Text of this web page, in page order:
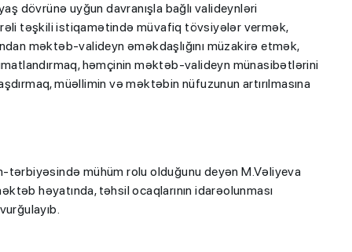
dövrünə uyğun davranışla bağlı valideynləri
təşkili istiqamətində müvafiq tövsiyələr vermək,
məktəb-valideyn əməkdaşlığını müzakirə etmək,
həmçinin məktəb-valideyn münasibətlərini
müəllimin və məktəbin nüfuzunun artırılmasına
tərbiyəsində mühüm rolu olduğunu deyən M.Vəliyeva
həyatında, təhsil ocaqlarının idarəolunması